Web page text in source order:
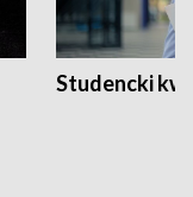
Studencki